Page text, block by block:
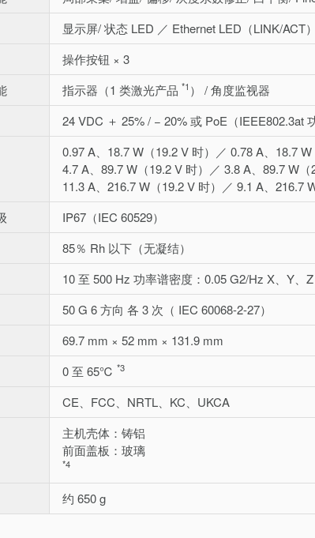
显示屏/ 状态 LED ／ Ethernet LED（LINK/ACT）
操作按钮 × 3
指示器（1 类激光产品 *1 ） / 角度监视器
24 VDC ＋ 25% / − 20% 或 PoE（IEEE802.3at
0.97 A、18.7 W（19.2 V 时）／ 0.78 A、18.7 W
4.7 A、89.7 W（19.2 V 时）／ 3.8 A、89.7 W（
11.3 A、216.7 W（19.2 V 时）／ 9.1 A、216.7
IP67（IEC 60529）
85％ Rh 以下（无凝结）
10 至 500 Hz 功率谱密度：0.05 G2/Hz X、Y、
50 G 6 方向 各 3 次（ IEC 60068-2-27）
69.7 mm × 52 mm × 131.9 mm
0 至 65℃ *3
CE、FCC、NRTL、KC、UKCA
主机壳体：铸铝
前面盖板：玻璃
*4
约 650 g